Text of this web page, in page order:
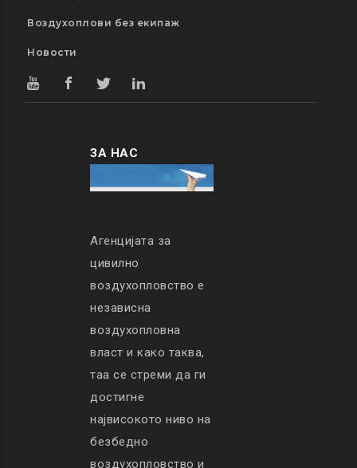
Воздухоплови без екипаж
Новости
ЗА НАС
Агенцијата за
цивилно
воздухопловство е
независна
воздухопловна
власт и како таква,
таа се стреми да ги
достигне
највисокото ниво на
безбедно
воздухопловство и